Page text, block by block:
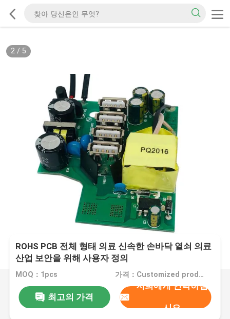
2/ 5
ROHS PCB 전체 형태 의료 신속한 손바닥 열쇠 의료
산업 보안을 위해 사용자 정의
MOQ：1pcs 가격：Customized products
최고의 가격
저희에게 연락하십
시오